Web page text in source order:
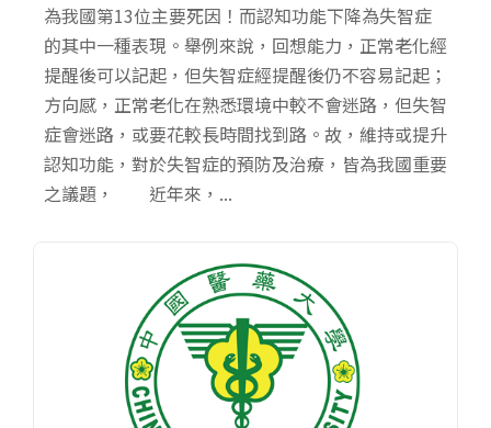
為我國第13位主要死因！而認知功能下降為失智症
的其中一種表現。舉例來說，回想能力，正常老化經
提醒後可以記起，但失智症經提醒後仍不容易記起；
方向感，正常老化在熟悉環境中較不會迷路，但失智
症會迷路，或要花較長時間找到路。故，維持或提升
認知功能，對於失智症的預防及治療，皆為我國重要
之議題， 近年來，...